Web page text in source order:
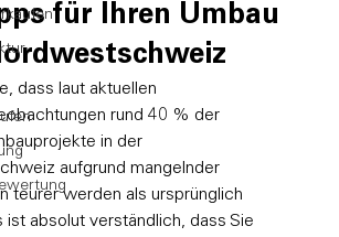
für Ihren Umbau
dass laut aktuellen
rund 40 % der
in der
aufgrund mangelnder
teurer werden als ursprünglich
ist absolut verständlich, dass Sie